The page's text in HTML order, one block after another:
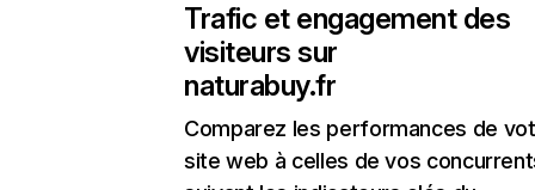
Trafic et engagement des
visiteurs sur
naturabuy.fr
Comparez les performances de
site web à celles de vos